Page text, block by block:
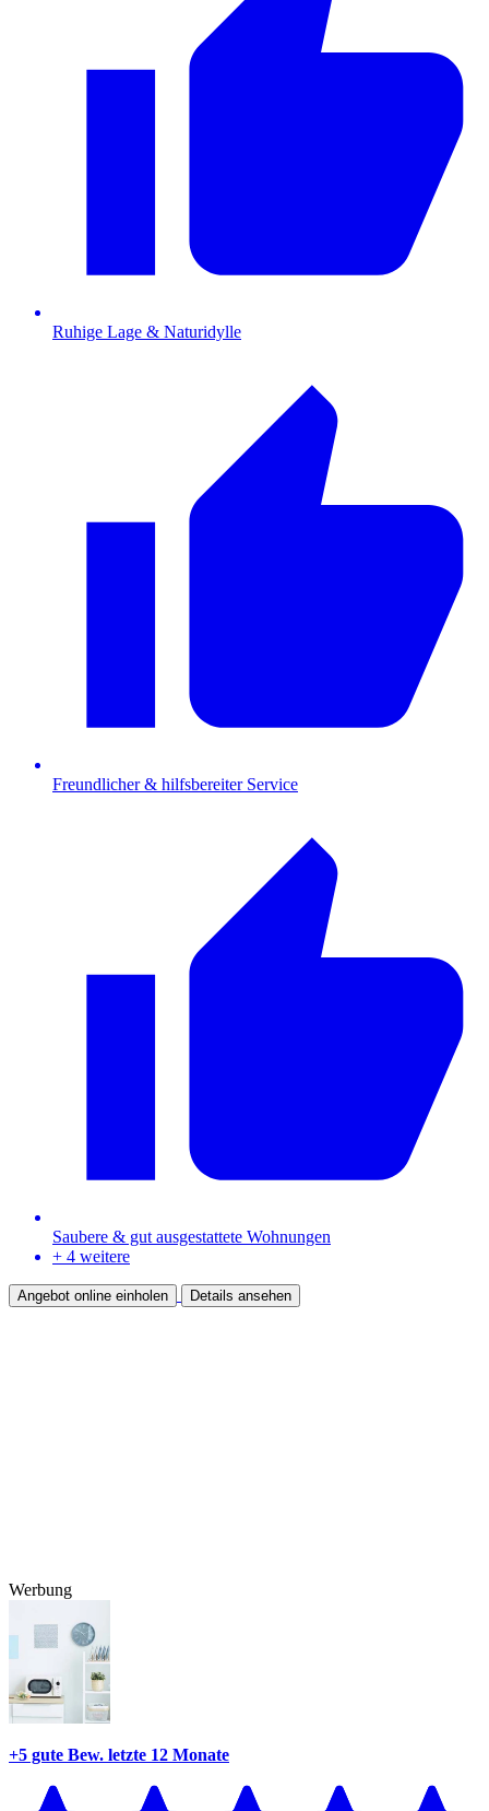
Ruhige Lage & Naturidylle
Freundlicher & hilfsbereiter Service
Saubere & gut ausgestattete Wohnungen
+ 4 weitere
Angebot online einholen Details ansehen
Werbung
+5 gute Bew. letzte 12 Monate